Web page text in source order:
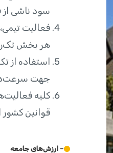
سود ناشی
فعالیت
هر بخش
استفاده از
جهت
کلیه
قوانین
– ارزش‌های جامعه